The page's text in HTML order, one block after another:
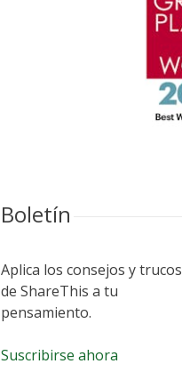
Business Awards
Boletín
Aplica los consejos y trucos
de ShareThis a tu
pensamiento.
Suscribirse ahora